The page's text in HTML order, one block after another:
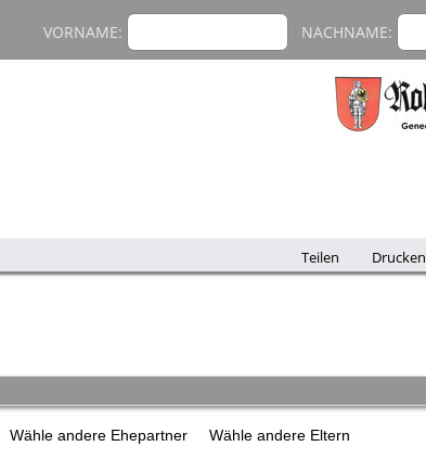
VORNAME: NACHNAME:
Teilen Drucken
Wähle andere Ehepartner Wähle andere Eltern